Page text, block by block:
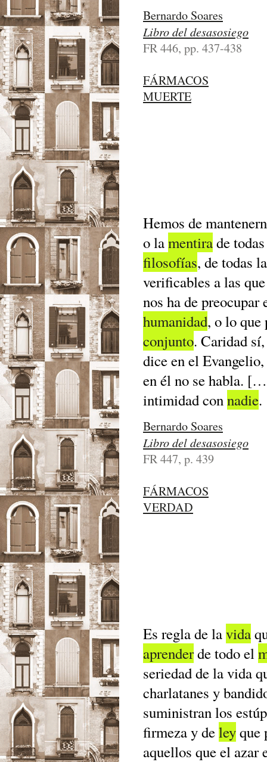
Bernardo Soares
Libro del desasosiego
FR 446, pp. 437-438
FÁRMACOS
MUERTE
Hemos de
o lamentirade
filosofías, de todas
verificables a las
nos ha de preocupar
humanidad, o lo que
conjunto. Caridad
dice en el
en él no se habla.
intimidad connadie.
Bernardo Soares
Libro del desasosiego
FR 447, p. 439
FÁRMACOS
VERDAD
Es regla de lavida
aprenderde todo el
seriedad de la vida
charlatanes y
suministran los
firmeza y deleyque
aquellos que el